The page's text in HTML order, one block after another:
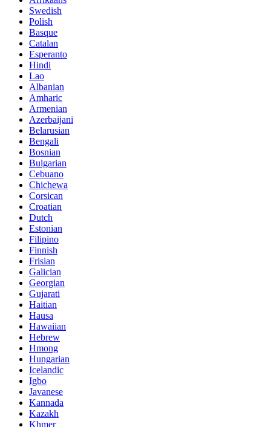
Swedish
Polish
Basque
Catalan
Esperanto
Hindi
Lao
Albanian
Amharic
Armenian
Azerbaijani
Belarusian
Bengali
Bosnian
Bulgarian
Cebuano
Chichewa
Corsican
Croatian
Dutch
Estonian
Filipino
Finnish
Frisian
Galician
Georgian
Gujarati
Haitian
Hausa
Hawaiian
Hebrew
Hmong
Hungarian
Icelandic
Igbo
Javanese
Kannada
Kazakh
Khmer